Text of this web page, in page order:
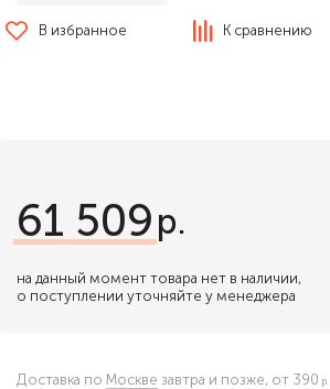
В избранное К сравнению
61 509
на данный момент товара нет в наличии,
о поступлении уточняйте у менеджера
Доставка по Москве завтра и позже, от 390